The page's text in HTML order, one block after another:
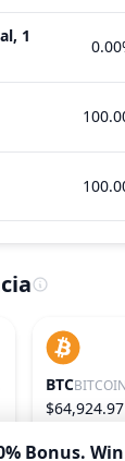
1
BTCBITCOIN
$64,924.97
Bonus. Win